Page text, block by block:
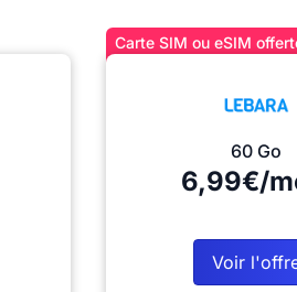
Carte SIM ou eSIM
60 Go
6,99€/
Voir